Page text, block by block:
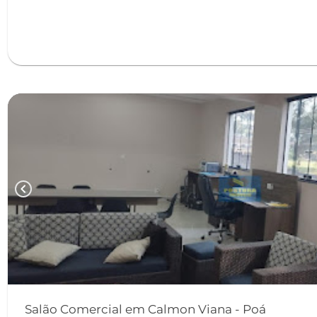
chevron_left
Salão Comercial em Calmon Viana - Poá